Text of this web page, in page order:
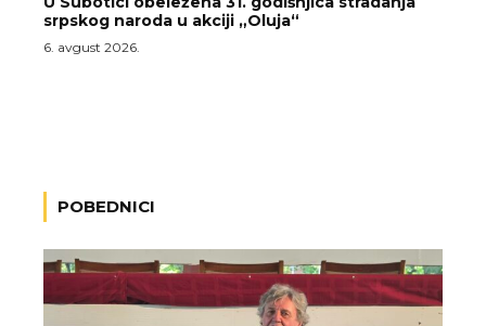
srpskog naroda u akciji „Oluja“
6. avgust 2026.
POBEDNICI